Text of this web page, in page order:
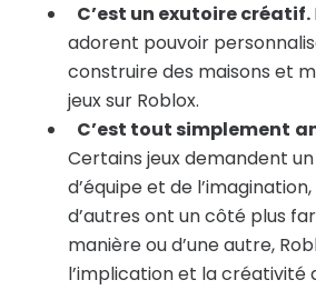
C’est un exutoire créatif.
adorent pouvoir
construire des maisons et
jeux sur Roblox.
C’est tout simplement
Certains jeux demandent
d’équipe et de
d’autres ont un côté plus
manière ou d’une autre,
l’implication et la créativité